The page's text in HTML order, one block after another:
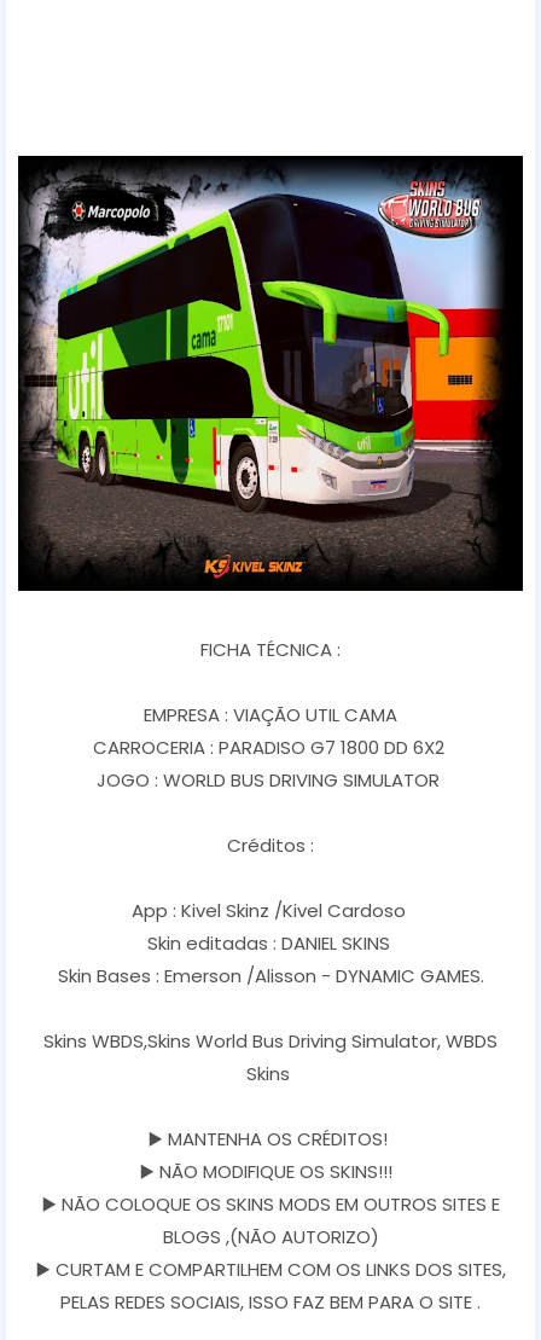
FICHA TÉCNICA :
EMPRESA : VIAÇÃO UTIL CAMA
CARROCERIA : PARADISO G7 1800 DD 6X2
JOGO : WORLD BUS DRIVING SIMULATOR
Créditos :
App : Kivel Skinz /Kivel Cardoso
Skin editadas : DANIEL SKINS
Skin Bases : Emerson /Alisson - DYNAMIC GAMES.
Skins WBDS,Skins World Bus Driving Simulator, WBDS
Skins
▶️ MANTENHA OS CRÉDITOS!
▶️ NÃO MODIFIQUE OS SKINS!!!
▶️ NÃO COLOQUE OS SKINS MODS EM OUTROS SITES E
BLOGS ,(NÃO AUTORIZO)
▶️ CURTAM E COMPARTILHEM COM OS LINKS DOS SITES,
PELAS REDES SOCIAIS, ISSO FAZ BEM PARA O SITE .